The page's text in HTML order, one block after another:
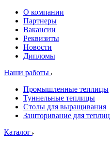
О компании
Партнеры
Вакансии
Реквизиты
Новости
Дипломы
Наши работы
Промышленные теплицы
Туннельные теплицы
Столы для выращивания
Зашторивание для теплиц
Каталог